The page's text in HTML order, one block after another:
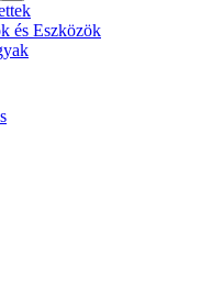
és Eszközök